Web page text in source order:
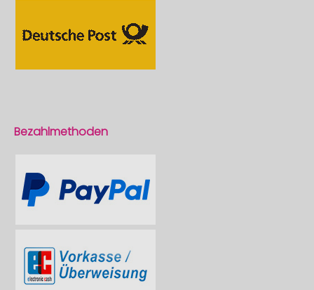
Bezahlmethoden